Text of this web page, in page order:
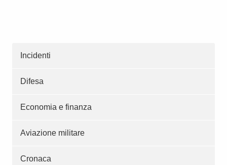
Incidenti
Difesa
Economia e finanza
Aviazione militare
Cronaca